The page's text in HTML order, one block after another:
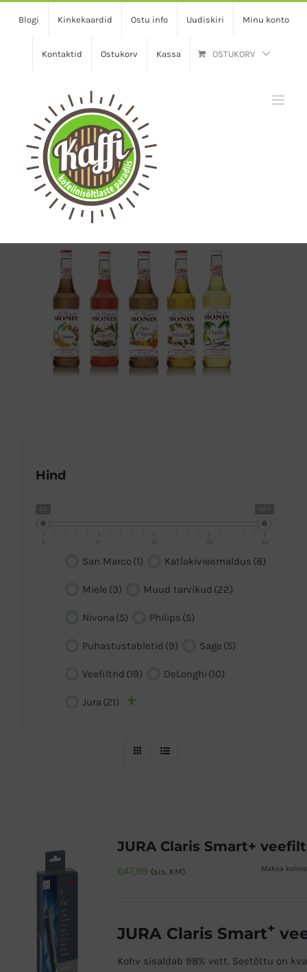
Blogi Kinkekaardid Ostu info Uudiskiri Minu konto
Kontaktid Ostukorv Kassa OSTUKORV
Hind
35 50 64
San Marco (1) Katlakivieemaldus (8)
Miele (3) Muud tarvikud (22)
Nivona (5) Philips (5)
Puhastustabletid (9) Sage (5)
Veefiltrid (19) DeLonghi (10)
Jura (21)
JURA Claris Smart+
€47,99 (sis. KM) Maksa
JURA Claris Smart+
Kohv sisaldab 98% vett. Seetõttu on